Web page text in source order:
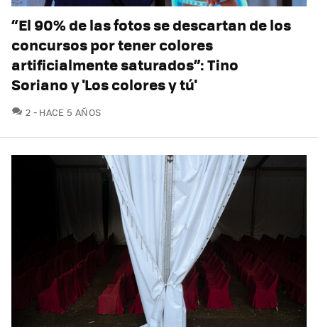
“El 90% de las fotos se descartan de los
concursos por tener colores
artificialmente saturados”: Tino
Soriano y 'Los colores y tú'
2 COMENTARIOS
HACE 5 AÑOS